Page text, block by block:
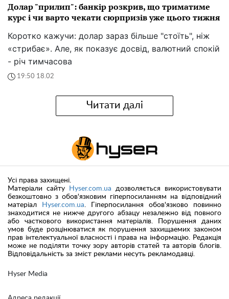
Долар "прилип": банкір розкрив, що триматиме
курс і чи варто чекати сюрпризів уже цього тижня
Коротко кажучи: долар зараз більше "стоїть", ніж
«стрибає». Але, як показує досвід, валютний спокій
- річ тимчасова
19:50 18.02
Читати далі
Hyser Media
Усі права захищені.
Матеріали сайту
Hyser.com.ua дозволяється використовувати
безкоштовно з обов'язковим гіперпосиланням на відповідний
матеріал
Hyser.com.ua. Гіперпосилання обов'язково повинно
знаходитися не нижче другого абзацу незалежно від повного
або часткового використання матеріалів. Порушення даних
умов буде розцінюватися як порушення захищаемих законом
прав інтелектуальної власності і права на інформацію. Редакція
може не поділяти точку зору авторів статей та авторів блогів.
Відповідальність за зміст реклами несуть рекламодавці.